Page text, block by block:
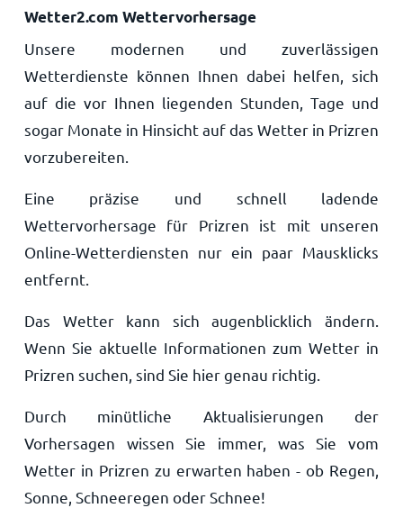
Wetter2.com Wettervorhersage
Unsere modernen und zuverlässigen
Wetterdienste können Ihnen dabei helfen, sich
auf die vor Ihnen liegenden Stunden, Tage und
sogar Monate in Hinsicht auf das Wetter in Prizren
vorzubereiten.
Eine präzise und schnell ladende
Wettervorhersage für Prizren ist mit unseren
Online-Wetterdiensten nur ein paar Mausklicks
entfernt.
Das Wetter kann sich augenblicklich ändern.
Wenn Sie aktuelle Informationen zum Wetter in
Prizren suchen, sind Sie hier genau richtig.
Durch minütliche Aktualisierungen der
Vorhersagen wissen Sie immer, was Sie vom
Wetter in Prizren zu erwarten haben - ob Regen,
Sonne, Schneeregen oder Schnee!